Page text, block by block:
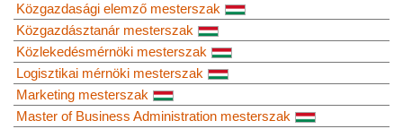
Közgazdasági elemző mesterszak
Közgazdásztanár mesterszak
Közlekedésmérnöki mesterszak
Logisztikai mérnöki mesterszak
Marketing mesterszak
Master of Business Administration mesterszak